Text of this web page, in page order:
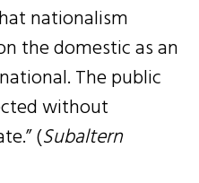
nationalism
the domestic as an
The public
without
(Subaltern